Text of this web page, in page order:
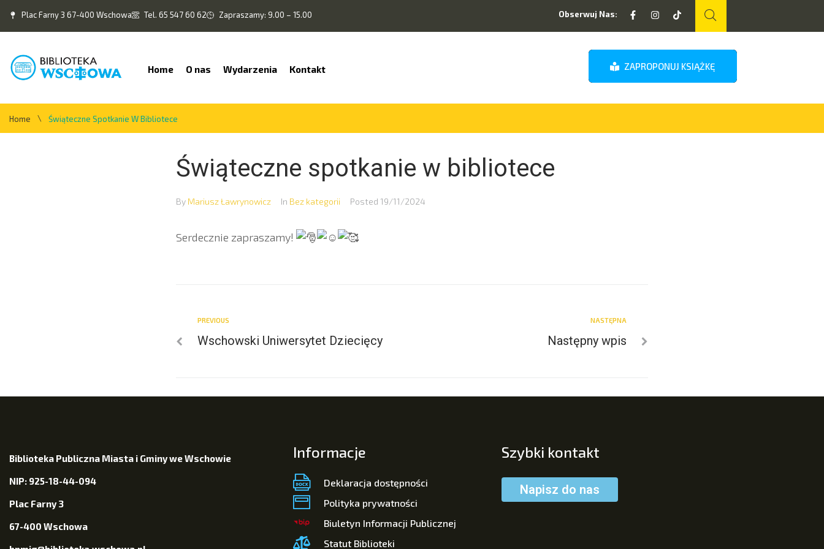
Plac Farny 3 67-400 Wschowa Tel. 65 547 60 62 Zapraszamy: 9.00 – 15.00 Obserwuj Nas:
Home O nas Wydarzenia Kontakt ZAPROPONUJ KSIĄŻKĘ
Home \ Świąteczne Spotkanie W Bibliotece
Świąteczne spotkanie w bibliotece
By Mariusz Ławrynowicz In Bez kategorii Posted 19/11/2024
Serdecznie zapraszamy!
PREVIOUS
Wschowski Uniwersytet Dziecięcy
NASTĘPNA
Następny wpis
Biblioteka Publiczna Miasta i Gminy we Wschowie
NIP: 925-18-44-094
Plac Farny 3
67-400 Wschowa
Informacje
Deklaracja dostępności
Polityka prywatności
Biuletyn Informacji Publicznej
Statut Biblioteki
Szybki kontakt
Napisz do nas